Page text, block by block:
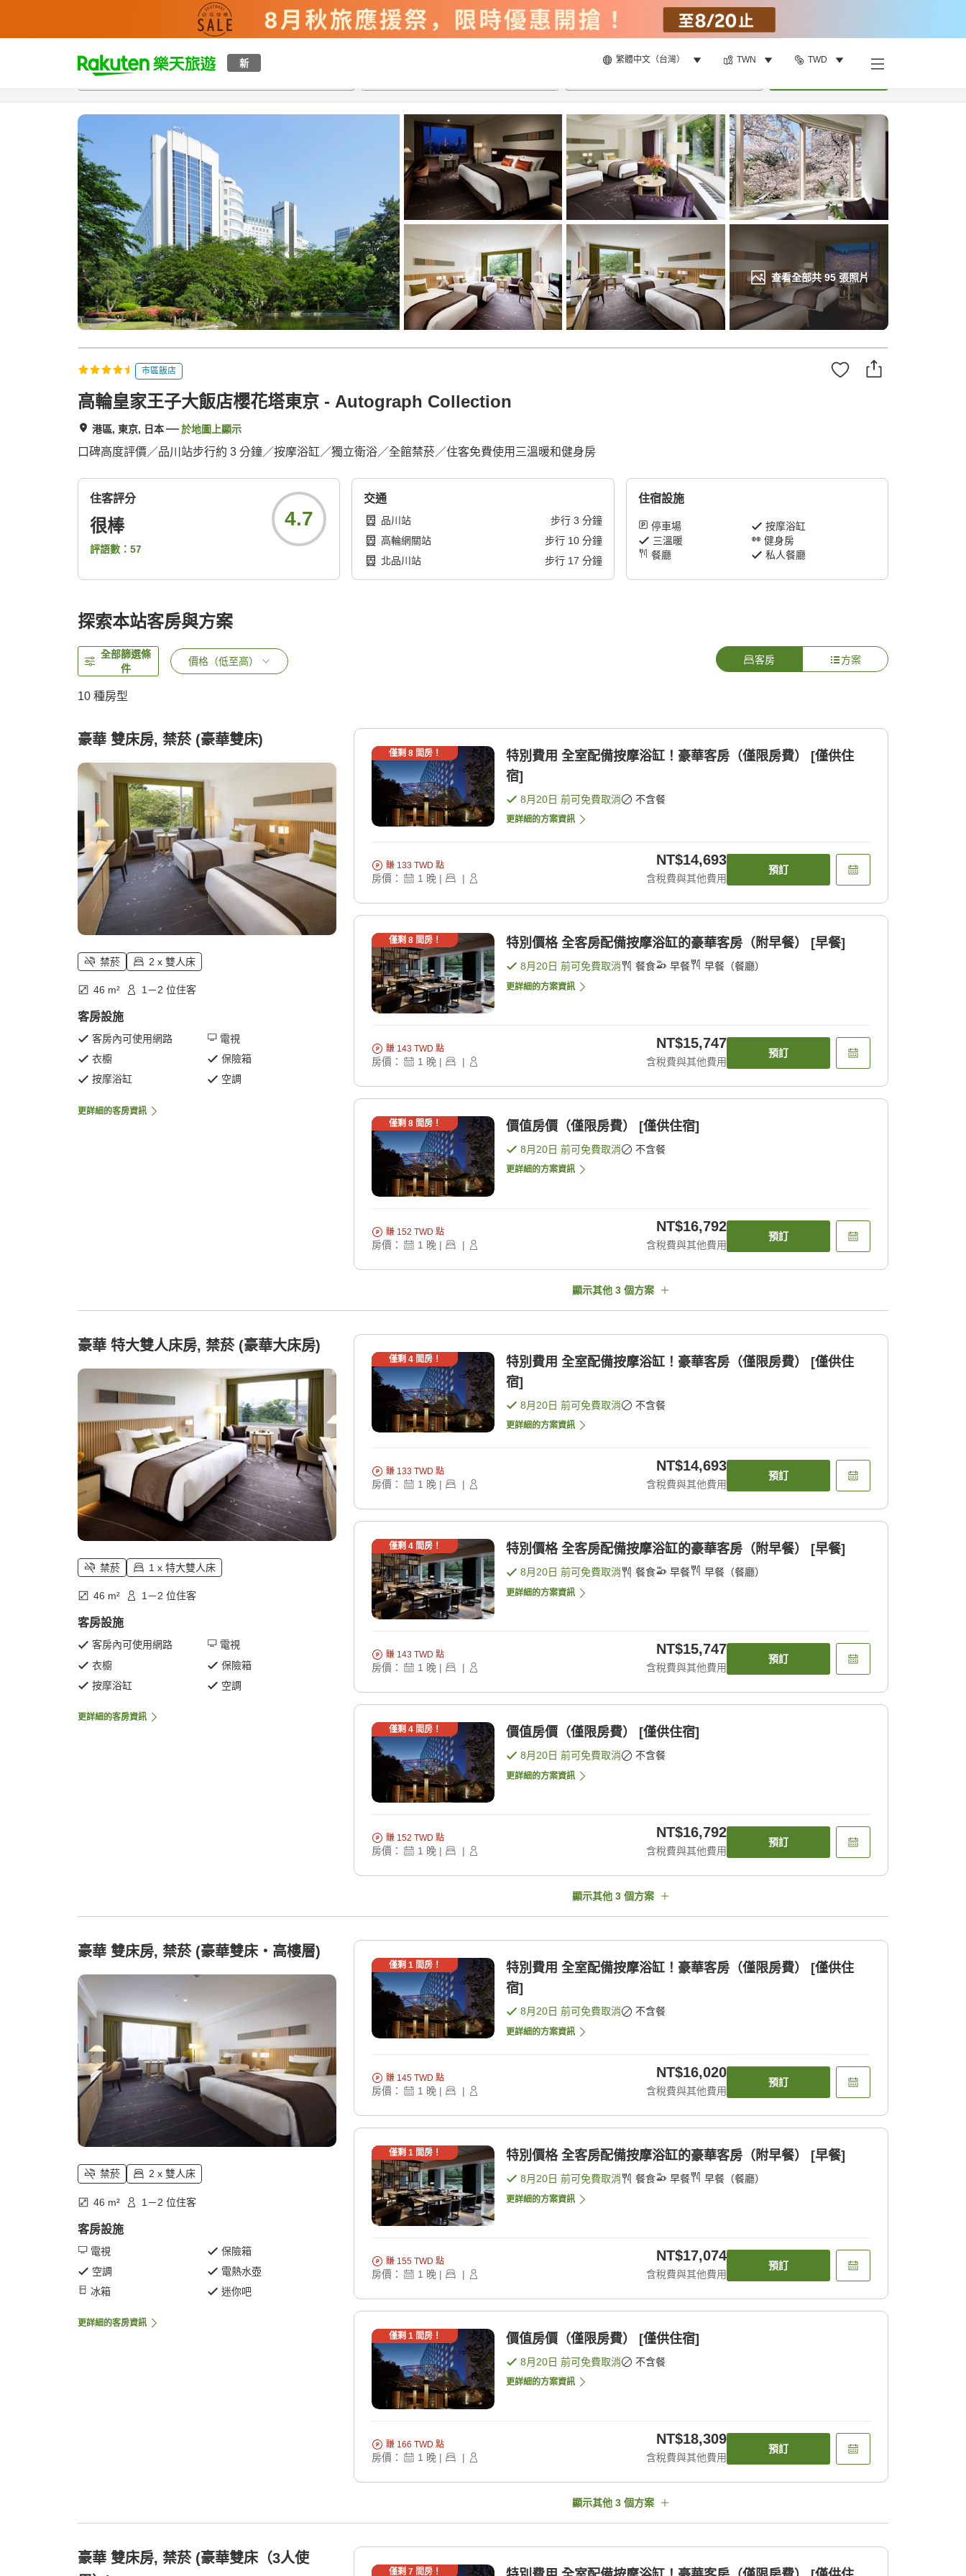
新 繁體中文（台灣） TWN TWD
t
p
a
g
e
_
s
e
a
r
c
h
查看全部共95張照片
總覽客房與方案評語特點設施
市區飯店
高輪皇家王子大飯店櫻花塔東京 - Autograph Collection
港區, 東京, 日本 於地圖上顯示
口碑高度評價／品川站步行約 3 分鐘／按摩浴缸／獨立衛浴／全館禁菸／住客免費使用三溫暖和健身房
住客評分
很棒
評語數： 57
4.7
交通
品川站 步行 3 分鐘
高輪網關站
步行 10分鐘
北品川站
步行 17 分鐘
住宿設施
停車場
按摩浴缸
三溫暖
健身房
餐廳
私人餐廳
探索本站客房與方案
全部篩選條
件
價格（低至高） 客房 方案
10 種房型
豪華 雙床房, 禁菸 (豪華雙床)
禁菸 2 x 雙人床
46 m² 1－2 位住客
客房設施
客房內可使用網路
電視
衣櫥
保險箱
按摩浴缸
空調
更詳細的客房資訊
僅剩 8間房！
特別費用 全室配備按摩浴缸！豪華客房（僅限房費） [僅供住
宿]
8月20日 前可免費取消 不含餐
更詳細的方案資訊
賺 133 TWD 點
房價： 1 晚 | |
NT$14,693
含稅費與其他費用
預訂
僅剩 8間房！ 特別價格 全客房配備按摩浴缸的豪華客房（附早餐） [早餐]
8月20日 前可免費取消 餐食 早餐 早餐（餐廳）
更詳細的方案資訊
賺 143 TWD 點
房價： 1 晚 | |
NT$15,747
含稅費與其他費用
預訂
僅剩 8間房！ 價值房價（僅限房費） [僅供住宿]
8月20日 前可免費取消 不含餐
更詳細的方案資訊
賺 152 TWD 點
房價： 1 晚 | |
NT$16,792
含稅費與其他費用
預訂
顯示其他 3 個方案
豪華 特大雙人床房, 禁菸 (豪華大床房)
禁菸 1 x 特大雙人床
46 m² 1－2 位住客
客房設施
客房內可使用網路
電視
衣櫥
保險箱
按摩浴缸
空調
更詳細的客房資訊
僅剩 4間房！
特別費用 全室配備按摩浴缸！豪華客房（僅限房費） [僅供住
宿]
8月20日 前可免費取消 不含餐
更詳細的方案資訊
賺 133 TWD 點
房價： 1 晚 | |
NT$14,693
含稅費與其他費用
預訂
僅剩 4間房！ 特別價格 全客房配備按摩浴缸的豪華客房（附早餐） [早餐]
8月20日 前可免費取消 餐食 早餐 早餐（餐廳）
更詳細的方案資訊
賺 143 TWD 點
房價： 1 晚 | |
NT$15,747
含稅費與其他費用
預訂
僅剩 4間房！ 價值房價（僅限房費） [僅供住宿]
8月20日 前可免費取消 不含餐
更詳細的方案資訊
賺 152 TWD 點
房價： 1 晚 | |
NT$16,792
含稅費與其他費用
預訂
顯示其他 3 個方案
豪華 雙床房, 禁菸 (豪華雙床・高樓層)
禁菸 2 x 雙人床
46 m² 1－2 位住客
客房設施
電視
保險箱
空調
電熱水壺
冰箱
迷你吧
更詳細的客房資訊
僅剩 1間房！
特別費用 全室配備按摩浴缸！豪華客房（僅限房費） [僅供住
宿]
8月20日 前可免費取消 不含餐
更詳細的方案資訊
賺 145 TWD 點
房價： 1 晚 | |
NT$16,020
含稅費與其他費用
預訂
僅剩 1 間房！ 特別價格 全客房配備按摩浴缸的豪華客房（附早餐） [早餐]
8月20日 前可免費取消 餐食 早餐 早餐（餐廳）
更詳細的方案資訊
賺 155 TWD 點
房價： 1 晚 | |
NT$17,074
含稅費與其他費用
預訂
僅剩 1 間房！ 價值房價（僅限房費） [僅供住宿]
8月20日 前可免費取消 不含餐
更詳細的方案資訊
賺 166 TWD 點
房價： 1 晚 | |
NT$18,309
含稅費與其他費用
預訂
顯示其他 3 個方案
豪華 雙床房, 禁菸 (豪華雙床（3人使
僅剩 7間房！